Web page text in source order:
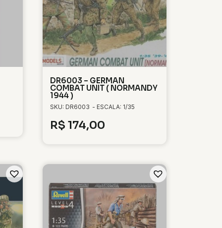
DR6003 – GERMAN
COMBAT UNIT ( NORMANDY
1944 )
SKU: DR6003 - ESCALA: 1/35
R$ 174,00